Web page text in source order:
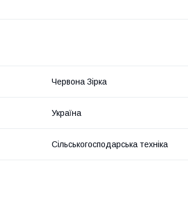
Червона Зірка
Україна
Сільськогосподарська техніка